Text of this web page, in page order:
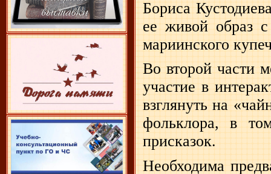
Бориса
ее живой образ
мариинского
Во второй части
участие в
взглянуть на
фольклора, в
присказок.
Необходима